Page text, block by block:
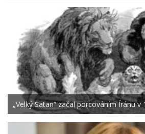
„Velký Satan“ začal porcováním Íránu v